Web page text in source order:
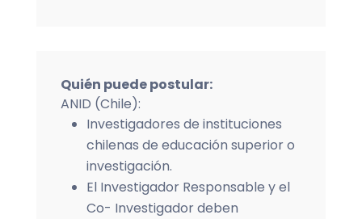
Quién puede postular:
ANID (Chile):
Investigadores de instituciones
chilenas de educación superior o
investigación.
El Investigador Responsable y el
Co- Investigador deben